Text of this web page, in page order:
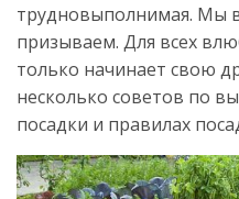
трудновыполнимая. Мы
призываем. Для всех
только начинает свою
несколько советов по
посадки и правилах